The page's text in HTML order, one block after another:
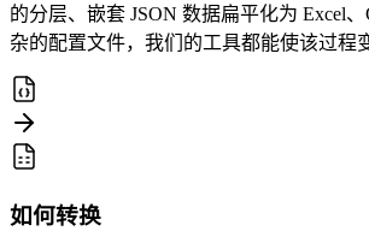
的分层、嵌套 JSON 数据扁平化为 Excel
杂的配置文件，我们的工具都能使该过程
如何转换